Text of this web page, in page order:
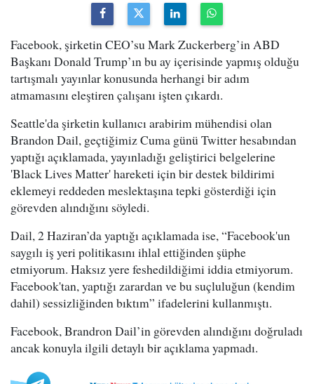
Facebook, şirketin CEO’su Mark Zuckerberg’in ABD
Başkanı Donald Trump’ın bu ay içerisinde yapmış olduğu
tartışmalı yayınlar konusunda herhangi bir adım
atmamasını eleştiren çalışanı işten çıkardı.
Seattle'da şirketin kullanıcı arabirim mühendisi olan
Brandon Dail, geçtiğimiz Cuma günü Twitter hesabından
yaptığı açıklamada, yayınladığı geliştirici belgelerine
'Black Lives Matter' hareketi için bir destek bildirimi
eklemeyi reddeden meslektaşına tepki gösterdiği için
görevden alındığını söyledi.
Dail, 2 Haziran’da yaptığı açıklamada ise, “Facebook'un
saygılı iş yeri politikasını ihlal ettiğinden şüphe
etmiyorum. Haksız yere feshedildiğimi iddia etmiyorum.
Facebook'tan, yaptığı zarardan ve bu suçluluğun (kendim
dahil) sessizliğinden bıktım” ifadelerini kullanmıştı.
Facebook, Brandron Dail’in görevden alındığını doğruladı
ancak konuyla ilgili detaylı bir açıklama yapmadı.